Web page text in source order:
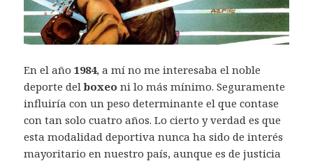
En el año1984, a mí no me interesaba el noble
deporte delboxeo ni lo más mínimo. Seguramente
influiría con un peso determinante el que contase
con tan solo cuatro años. Lo cierto y verdad es que
esta modalidad deportiva nunca ha sido de interés
mayoritario en nuestro país, aunque es de justicia